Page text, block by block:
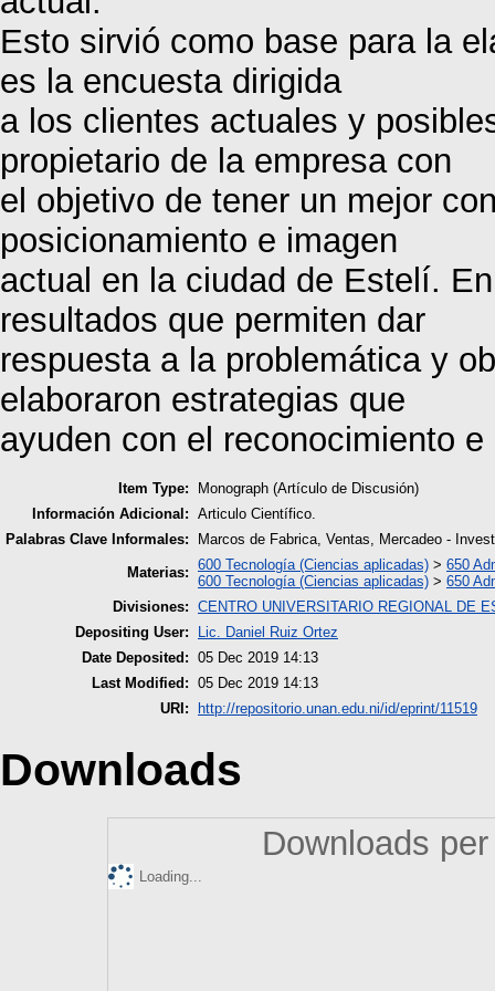
Esto sirvió como base para la
es la encuesta dirigida
a los clientes actuales y
propietario de la empresa con
el objetivo de tener un mejor
posicionamiento e imagen
actual en la ciudad de Estelí.
resultados que permiten dar
respuesta a la problemática y
elaboraron estrategias que
ayuden con el reconocimiento
Item Type:
Monograph (Artículo de Discusión)
Información Adicional: Articulo Científico.
Palabras Clave Informales:
Marcos de Fabrica, Ventas, Mercadeo -
Materias: 600 Tecnología (Ciencias aplicadas) > 650
600 Tecnología (Ciencias aplicadas) > 650
Divisiones: CENTRO UNIVERSITARIO REGIONAL DE
Depositing User:
Lic. Daniel Ruiz Ortez
Date Deposited: 05 Dec 2019 14:13
Last Modified: 05 Dec 2019 14:13
URI:
http://repositorio.unan.edu.ni/id/eprint/11519
Downloads
Downloads
Loading...